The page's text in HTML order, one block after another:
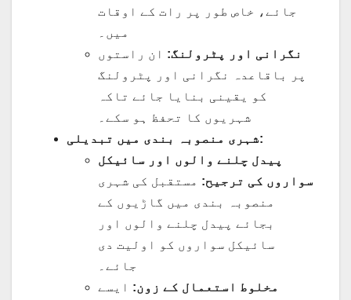
جائے، خاص طور پر رات کے اوقات
میں۔
نگرانی اور پٹرولنگ: ان راستوں
پر باقاعدہ نگرانی اور پٹرولنگ
کو یقینی بنایا جائے تاکہ
شہریوں کا تحفظ ہو سکے۔
شہری منصوبہ بندی میں تبدیلی:
پیدل چلنے والوں اور سائیکل
سواروں کی ترجیح: مستقبل کی شہری
منصوبہ بندی میں گاڑیوں کے
بجائے پیدل چلنے والوں اور
سائیکل سواروں کو اولیت دی
جائے۔
مخلوط استعمال کے زون: ایسے